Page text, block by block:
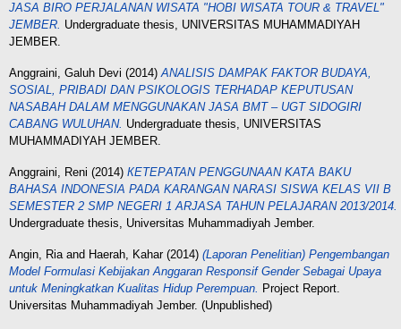
JASA BIRO PERJALANAN WISATA "HOBI WISATA TOUR & TRAVEL"
JEMBER. Undergraduate thesis, UNIVERSITAS MUHAMMADIYAH
JEMBER.
Anggraini, Galuh Devi (2014)ANALISIS DAMPAK FAKTOR BUDAYA,
SOSIAL, PRIBADI DAN PSIKOLOGIS TERHADAP KEPUTUSAN
NASABAH DALAM MENGGUNAKAN JASA BMT – UGT SIDOGIRI
CABANG WULUHAN. Undergraduate thesis, UNIVERSITAS
MUHAMMADIYAH JEMBER.
Anggraini, Reni (2014) КЕТЕРATAN PENGGUNAAN KАТА BАKU
BAHASA INDONESIA PADA KARANGAN NARASI SISWA KELAS VII B
SEMESTER 2 SMР NEGERI 1 ARJASA TAHUN PELAJARAN 2013/2014.
Undergraduate thesis, Universitas Muhammadiyah Jember.
Angin, Riaand Haerah, Kahar(2014) (Laporan Penelitian) Pengembangan
Model Formulasi Kebijakan Anggaran Responsif Gender Sebagai Upaya
untuk Meningkatkan Kualitas Hidup Perempuan. Project Report.
Universitas Muhammadiyah Jember. (Unpublished)